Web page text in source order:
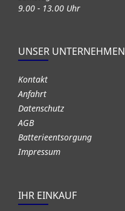
9.00 - 13.00 Uhr
UNSER UNTERNEHMEN
Kontakt
Anfahrt
Datenschutz
AGB
Batterieentsorgung
Impressum
IHR EINKAUF